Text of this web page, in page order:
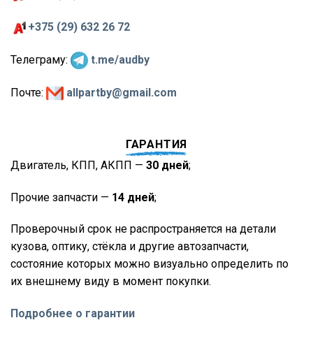
+375 (29) 632 26 72
Телеграму: t.me/audby
Почте: allpartby@gmail.com
ГАРАНТИЯ
Двигатель, КПП, АКПП — 30 дней;
Прочие запчасти — 14 дней;
Проверочный срок не распространяется на детали
кузова, оптику, стёкла и другие автозапчасти,
состояние которых можно визуально определить по
их внешнему виду в момент покупки.
Подробнее о гарантии